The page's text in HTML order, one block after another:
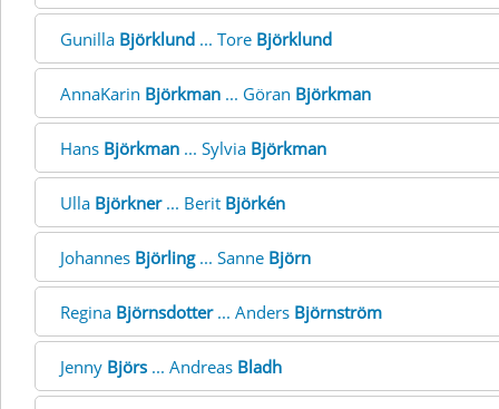
Gunilla Björklund ... Tore Björklund
AnnaKarin Björkman ... Göran Björkman
Hans Björkman ... Sylvia Björkman
Ulla Björkner... Berit Björkén
Johannes Björling... Sanne Björn
Regina Björnsdotter... Anders Björnström
Jenny Björs ... Andreas Bladh